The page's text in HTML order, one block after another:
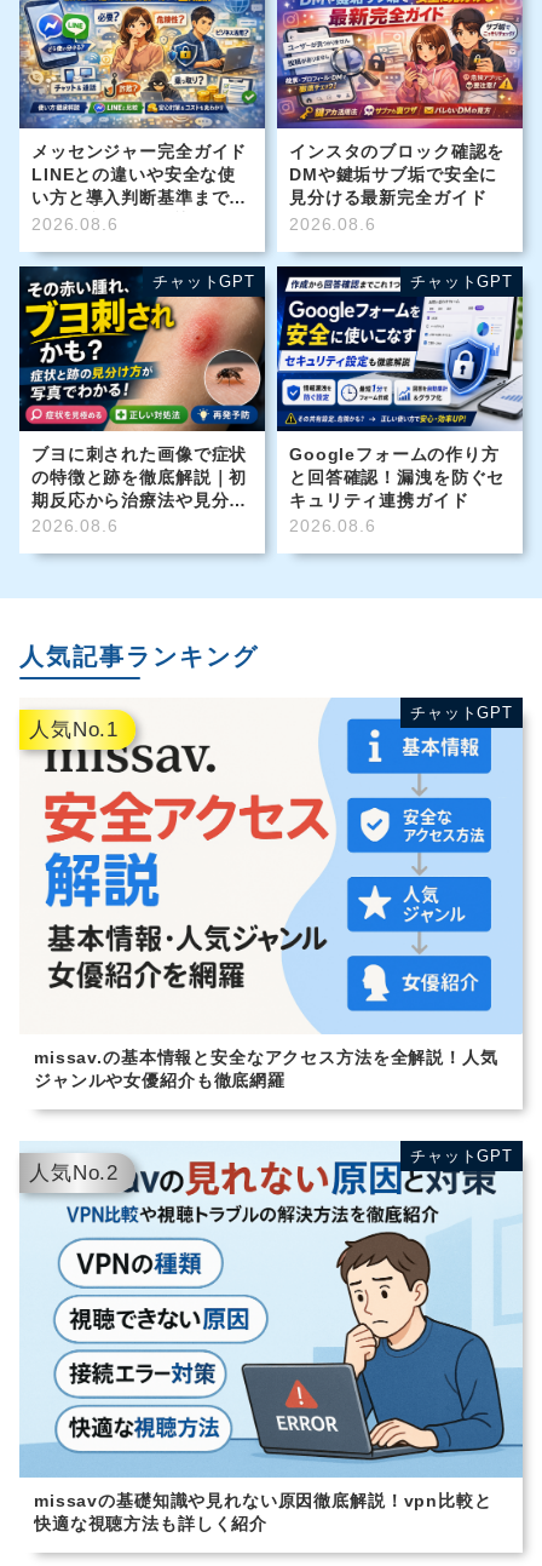
メッセンジャー完全ガイド
LINEとの違いや安全な使
い方と導入判断基準までユ
ーザー必見の全知識
2026.08.6
インスタのブロック確認を
DMや鍵垢サブ垢で安全に
見分ける最新完全ガイド
2026.08.6
ブヨに刺された画像で症状
の特徴と跡を徹底解説｜初
期反応から治療法や見分け
方も写真付きガイド
2026.08.6
チャットGPT
Googleフォームの作り方
と回答確認！漏洩を防ぐセ
キュリティ連携ガイド
2026.08.6
チャットGPT
人気記事ランキング
チャットGPT
人気No.1
missav.の基本情報と安全なアクセス方法を全解説！人気
ジャンルや女優紹介も徹底網羅
チャットGPT
人気No.2
チャットGPT
missavの基礎知識や見れない原因徹底解説！vpn比較と
快適な視聴方法も詳しく紹介